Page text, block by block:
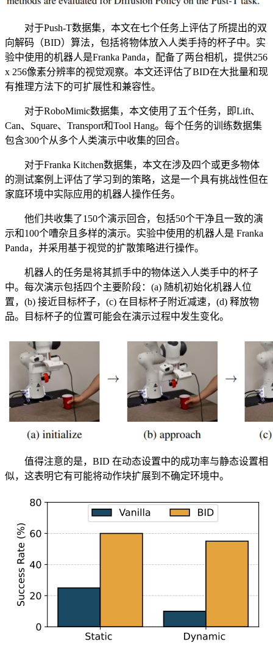
对于Push-T数据集，本文在七个任务上评估了所提出的双
向解码（BID）算法，包括将物体放入人类手持的杯子中。实
验中使用的机器人是Franka Panda，配备了两台相机，提供256
x 256像素分辨率的视觉观察。本文还评估了BID在大批量和现
有推理方法下的可扩展性和兼容性。
对于RoboMimic数据集，本文使用了五个任务，即Lift、
Can、Square、Transport和Tool Hang。每个任务的训练数据集
包含300个从多个人类演示中收集的回合。
对于Franka Kitchen数据集，本文在涉及四个或更多物体
的测试案例上评估了学习到的策略，这是一个具有挑战性但在
家庭环境中实际应用的机器人操作任务。
他们共收集了150个演示回合，包括50个干净且一致的演
示和100个嘈杂且多样的演示。实验中使用的机器人是 Franka
Panda，并采用基于视觉的扩散策略进行操作。
机器人的任务是将其抓手中的物体送入人类手中的杯子
中。每次演示包括四个主要阶段：(a) 随机初始化机器人位
置，(b) 接近目标杯子，(c) 在目标杯子附近减速，(d) 释放物
品。目标杯子的位置可能会在演示过程中发生变化。
值得注意的是，BID 在动态设置中的成功率与静态设置相
似，这表明它有可能将动作块扩展到不确定环境中。